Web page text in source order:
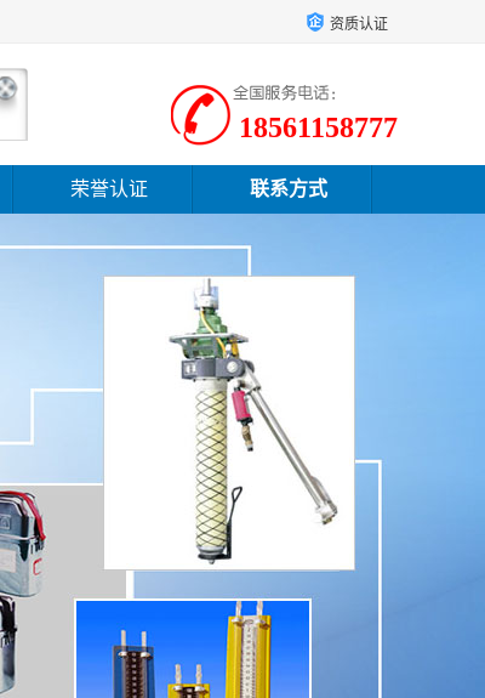
资质认证
18561158777
荣誉认证 联系方式